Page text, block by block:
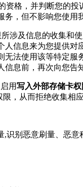
资格，并判断您的
，但不影响您使用
涉及信息的收集和
信息来为您提供对
法使用该等特定服
息前，再次向您告
用写入外部存储卡权
，从而拒绝收集相应
别恶意刷量、恶意